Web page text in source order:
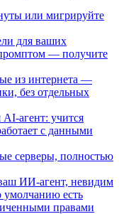
или мигрируйте
для ваших
— получите
из интернета —
без отдельных
агент: учится
с данными
серверы, полностью
ИИ-агент, невидим
умолчанию есть
правами